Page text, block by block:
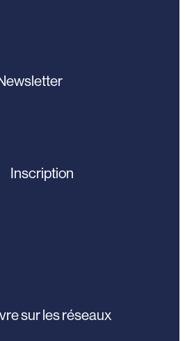
Inscription
sur les réseaux